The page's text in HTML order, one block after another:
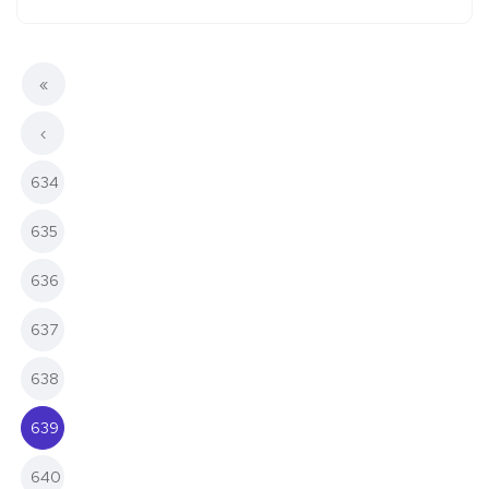
«
‹
634
635
636
637
638
639
640